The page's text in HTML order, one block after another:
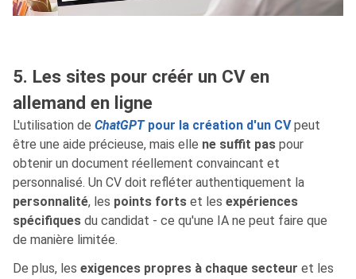
5. Les sites pour créér un CV en
allemand en ligne
L'utilisation de ChatGPTpour la création d'un CVpeut
être une aide précieuse, mais elle ne suffit pas pour
obtenir un document réellement convaincant et
personnalisé. Un CV doit refléter authentiquement la
personnalité, les points forts et les expériences
spécifiques du candidat - ce qu'une IA ne peut faire que
de manière limitée.
De plus, les exigences propres à chaque secteur et les